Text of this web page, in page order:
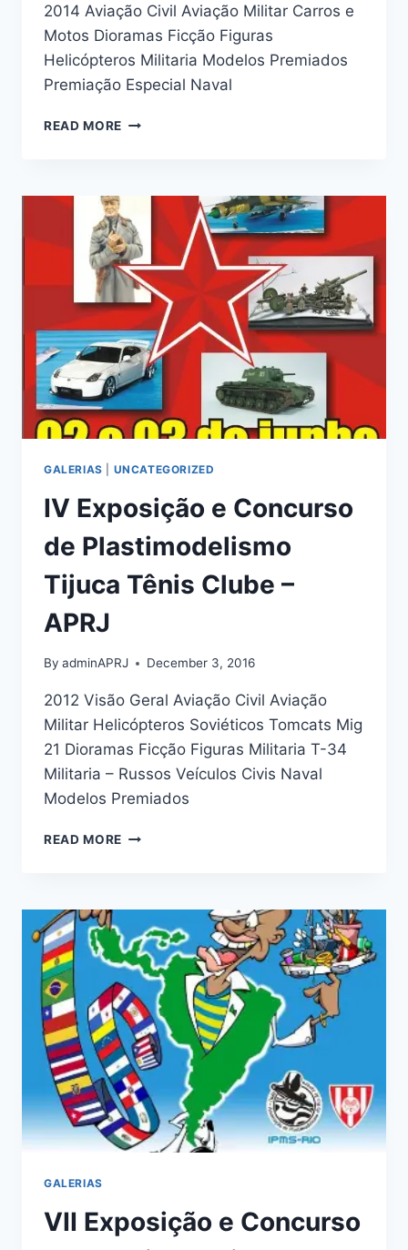
2014 Aviação Civil Aviação Militar Carros e
Motos Dioramas Ficção Figuras
Helicópteros Militaria Modelos Premiados
Premiação Especial Naval
READ MORE
PLASTIMODELISMO
TIJUCA
TÊNIS
CLUBE
APRJ
GALERIAS UNCATEGORIZED
IV Exposição e Concurso
de Plastimodelismo
Tijuca Tênis Clube –
APRJ
By adminAPRJ December 3, 2016
2012 Visão Geral Aviação Civil Aviação
Militar Helicópteros Soviéticos Tomcats Mig
21 Dioramas Ficção Figuras Militaria T-34
Militaria – Russos Veículos Civis Naval
Modelos Premiados
READ MORE
DE
PLASTIMODELISMO
TIJUCA
TÊNIS
CLUBE
–
APRJ
GALERIAS
VII Exposição e Concurso